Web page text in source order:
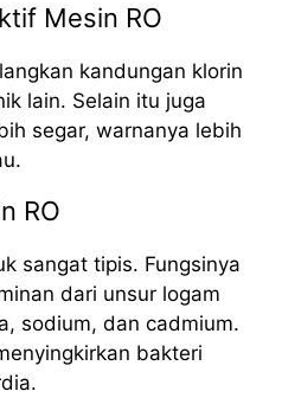
Mesin RO
kandungan klorin
lain. Selain itu juga
segar, warnanya lebih
RO
sangat tipis. Fungsinya
dari unsur logam
sodium, dan cadmium.
bakteri